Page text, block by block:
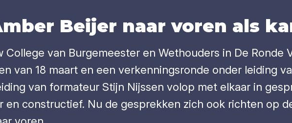
Beij­er naar voren als
College van Burgemeester en Wethouders in De Ronde
van 18 maart en een verkenningsronde onder leiding
van formateur Stijn Nijssen volop met elkaar in
en constructief. Nu de gesprekken zich ook richten op